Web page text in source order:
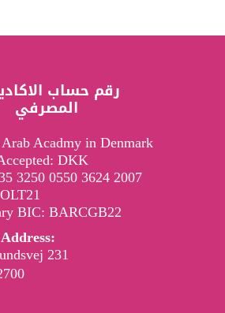
رقم حساب
المصرفي
Acadmy in Denmark
DKK
3250 0550 3624 2007
BIC: BARCGB22
231
Brønshøj